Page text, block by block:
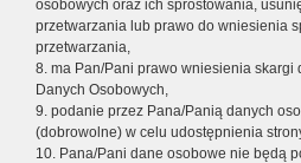
osobowych oraz ich sprostowania,
przetwarzania lub prawo do wniesienia
przetwarzania,
8. ma Pan/Pani prawo wniesienia skargi
Danych Osobowych,
9. podanie przez Pana/Panią danych
(dobrowolne) w celu udostępnienia
10. Pana/Pani dane osobowe nie będą